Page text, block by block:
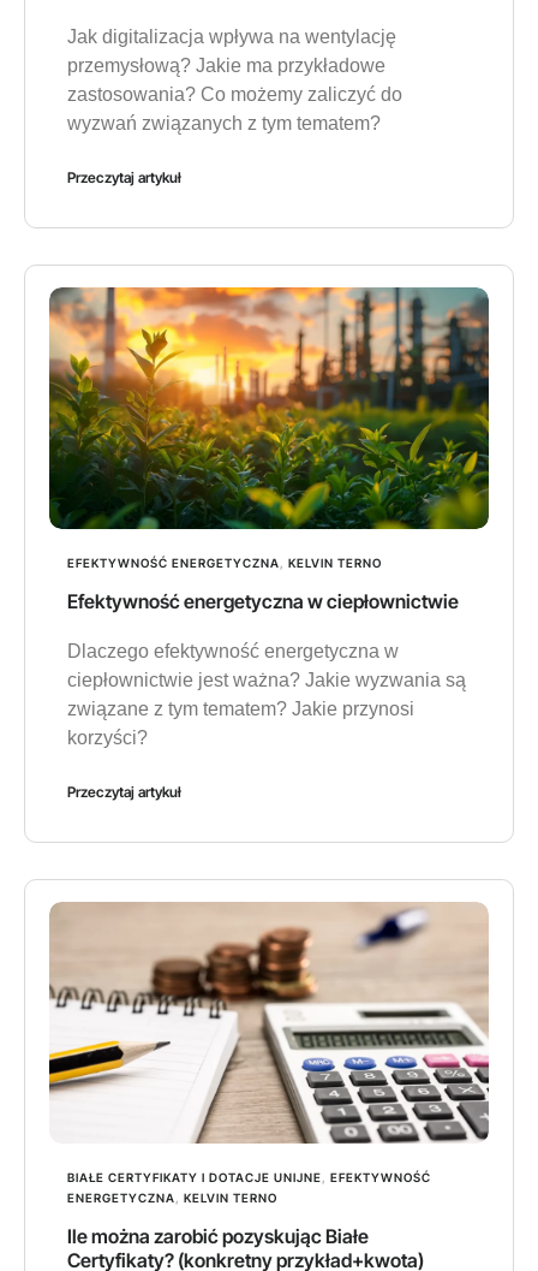
Jak digitalizacja wpływa na wentylację
przemysłową? Jakie ma przykładowe
zastosowania? Co możemy zaliczyć do
wyzwań związanych z tym tematem?
Przeczytaj artykuł
EFEKTYWNOŚĆ ENERGETYCZNA KELVIN TERNO
Efektywność energetyczna w ciepłownictwie
Dlaczego efektywność energetyczna w
ciepłownictwie jest ważna? Jakie wyzwania są
związane z tym tematem? Jakie przynosi
korzyści?
Przeczytaj artykuł
BIAŁE CERTYFIKATY I DOTACJE UNIJNE
EFEKTYWNOŚĆ
ENERGETYCZNA
KELVIN TERNO
Ile można zarobić pozyskując Białe
Certyfikaty? (konkretny przykład+kwota)